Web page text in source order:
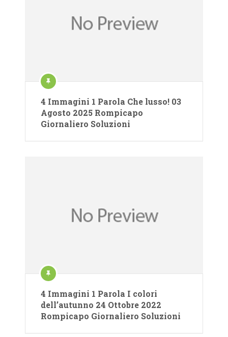
4 Immagini 1 Parola Che lusso! 03
Agosto 2025 Rompicapo
Giornaliero Soluzioni
4 Immagini 1 Parola I colori
dell’autunno 24 Ottobre 2022
Rompicapo Giornaliero Soluzioni